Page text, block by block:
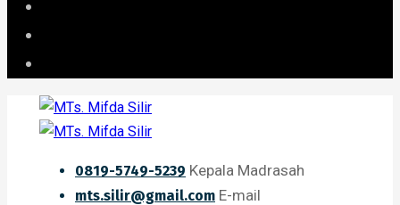
0819-5749-5239 Kepala Madrasah
mts.silir@gmail.com E-mail